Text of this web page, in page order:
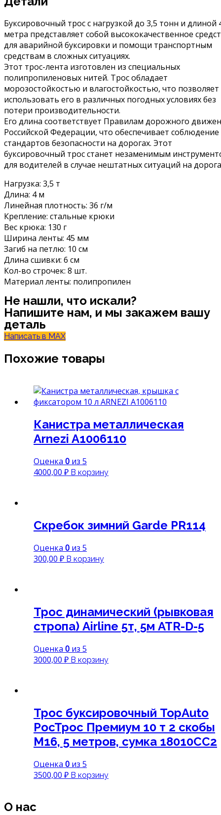
Буксировочный трос с нагрузкой до 3,5 тонн и длиной
метра представляет собой высококачественное
для аварийной буксировки и помощи транспортным
средствам в сложных ситуациях.
Этот трос-лента изготовлен из специальных
полипропиленовых нитей. Трос обладает
морозостойкостью и влагостойкостью, что позволяет
использовать его в различных погодных условиях без
потери производительности.
Его длина соответствует Правилам дорожного
Российской Федерации, что обеспечивает соблюдение
стандартов безопасности на дорогах. Этот
буксировочный трос станет незаменимым
для водителей в случае нештатных ситуаций на
Нагрузка: 3,5 т
Длина: 4 м
Линейная плотность: 36 г/м
Крепление: стальные крюки
Вес крюка: 130 г
Ширина ленты: 45 мм
Загиб на петлю: 10 см
Длина сшивки: 6 см
Кол-во строчек: 8 шт.
Материал ленты: полипропилен
Не нашли, что искали?
Напишите нам, и мы закажем вашу
деталь
Написать в MAX
Похожие товары
Канистра металлическая
Arnezi A1006110
Оценка 0 из 5
4000,00 ₽ В корзину
Скребок зимний Garde PR114
Оценка 0 из 5
300,00 ₽ В корзину
Трос динамический (рывковая
стропа) Airline 5т, 5м ATR-D-5
Оценка 0 из 5
3000,00 ₽ В корзину
Трос буксировочный TopAuto
РосТрос Премиум 10 т 2 скобы
M16, 5 метров, сумка 18010СС2
Оценка 0 из 5
3500,00 ₽ В корзину
О нас